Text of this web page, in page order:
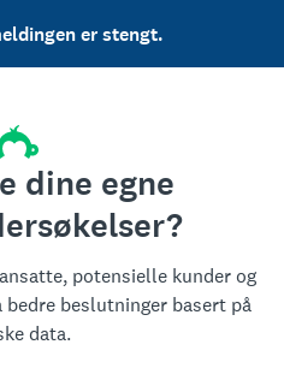
er stengt.
dine egne
potensielle kunder og
beslutninger basert på
data.